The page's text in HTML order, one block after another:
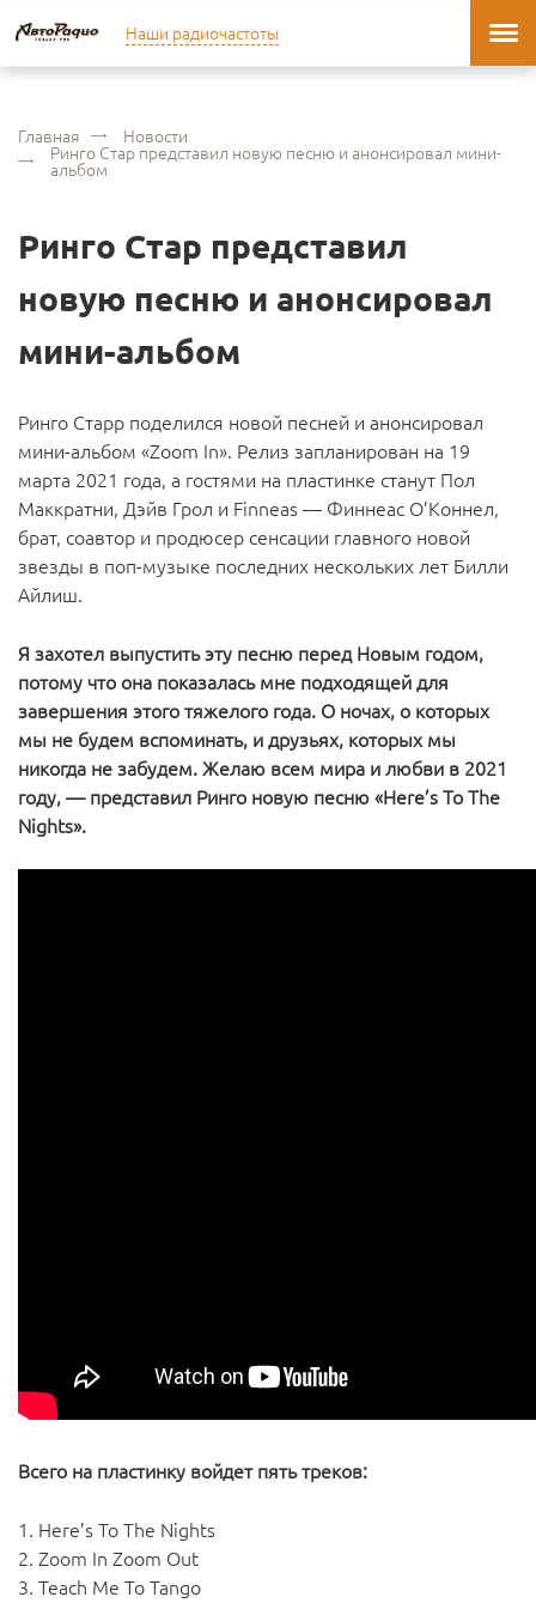
Наши радиочастоты
Главная Новости
Ринго Стар представил новую песню и анонсировал мини-
альбом
Ринго Стар представил
новую песню и анонсировал
мини-альбом
Ринго Старр поделился новой песней и анонсировал
мини-альбом «Zoom In». Релиз запланирован на 19
марта 2021 года, а гостями на пластинке станут Пол
Маккратни, Дэйв Грол и Finneas — Финнеас О’Коннел,
брат, соавтор и продюсер сенсации главного новой
звезды в поп-музыке последних нескольких лет Билли
Айлиш.
Я захотел выпустить эту песню перед Новым годом,
потому что она показалась мне подходящей для
завершения этого тяжелого года. О ночах, о которых
мы не будем вспоминать, и друзьях, которых мы
никогда не забудем. Желаю всем мира и любви в 2021
году, — представил Ринго новую песню «Here’s To The
Nights».
Всего на пластинку войдет пять треков:
1. Here’s To The Nights
2. Zoom In Zoom Out
3. Teach Me To Tango